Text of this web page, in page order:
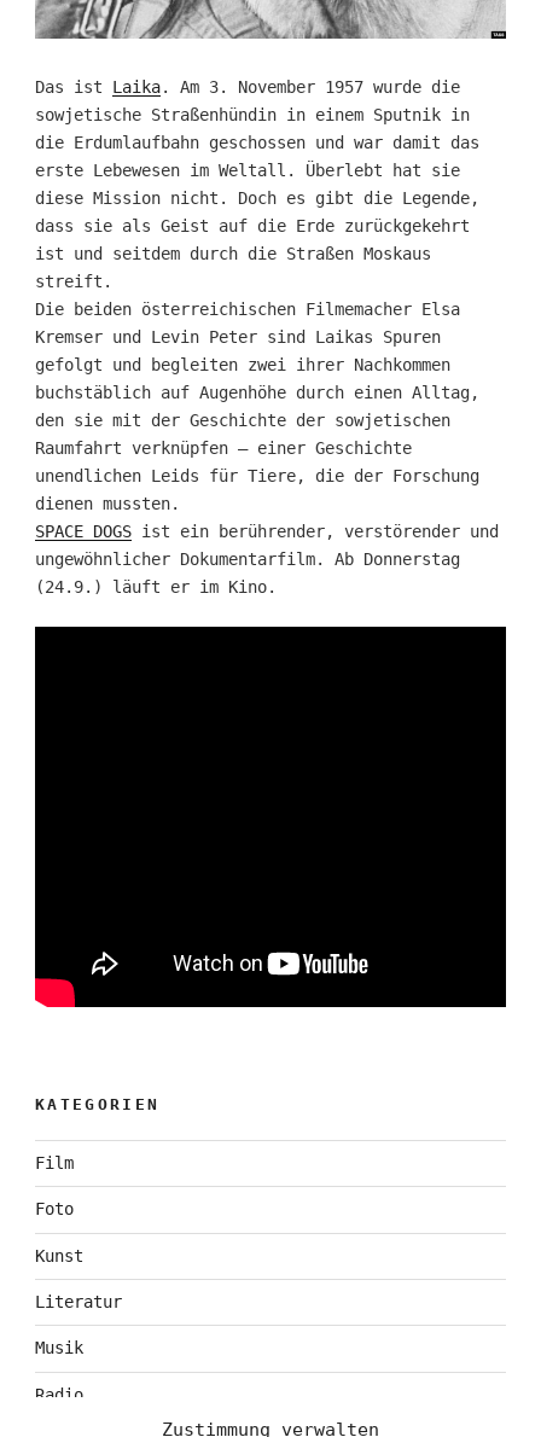
Zustimmung verwalten
Das ist Laika. Am 3. November 1957 wurde die
sowjetische Straßenhündin in einem Sputnik in
die Erdumlaufbahn geschossen und war damit das
erste Lebewesen im Weltall. Überlebt hat sie
diese Mission nicht. Doch es gibt die Legende,
dass sie als Geist auf die Erde zurückgekehrt
ist und seitdem durch die Straßen Moskaus
streift.
Die beiden österreichischen Filmemacher Elsa
Kremser und Levin Peter sind Laikas Spuren
gefolgt und begleiten zwei ihrer Nachkommen
buchstäblich auf Augenhöhe durch einen Alltag,
den sie mit der Geschichte der sowjetischen
Raumfahrt verknüpfen – einer Geschichte
unendlichen Leids für Tiere, die der Forschung
dienen mussten.
SPACE DOGSist ein berührender, verstörender und
ungewöhnlicher Dokumentarfilm. Ab Donnerstag
(24.9.) läuft er im Kino.
KATEGORIEN
Film
Foto
Kunst
Literatur
Musik
Radio